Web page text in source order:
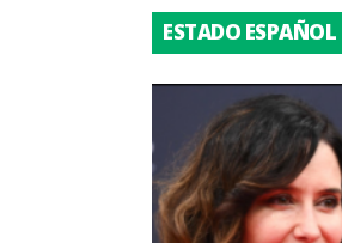
ESTADO ESPAÑOL